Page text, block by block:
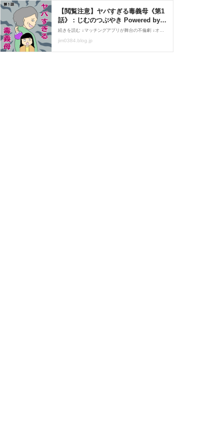
【閲覧注意】ヤバすぎる毒義母《第1
話》 : じむのつぶやき Powered by
ライブドアブログ
続きを読む ↓マッチングアプリが舞台の不倫劇 ↓オリジナルバトルストーリー漫画『コワレビト』 ↓作者のマッチングアプリ体験談 ↓作者のクセの強い恋愛エッセイ ↓オリジナル恋愛漫画『ワシたちだって恋をする』 人気ブログランキング にほんブログ村
jim0384.blog.jp